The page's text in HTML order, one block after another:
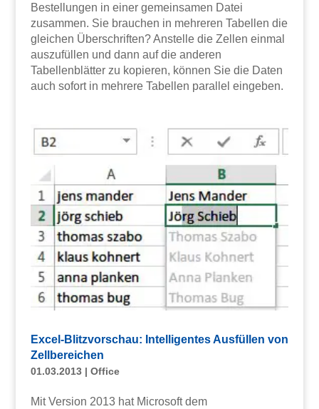
Bestellungen in einer gemeinsamen Datei
zusammen. Sie brauchen in mehreren Tabellen die
gleichen Überschriften? Anstelle die Zellen einmal
auszufüllen und dann auf die anderen
Tabellenblätter zu kopieren, können Sie die Daten
auch sofort in mehrere Tabellen parallel eingeben.
Excel-Blitzvorschau: Intelligentes Ausfüllen von
Zellbereichen
01.03.2013| Office
Mit Version 2013 hat Microsoft dem